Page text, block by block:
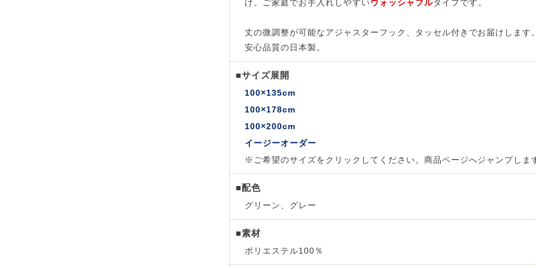
げ。ご家庭でお手入れしやすいウォッシャブルタイプです。
丈の微調整が可能なアジャスターフック、タッセル付きでお届けします
安心品質の日本製。
■サイズ展開
100×135cm
100×178cm
100×200cm
イージーオーダー
※ご希望のサイズをクリックしてください。商品ページへジャンプしま
■配色
グリーン、グレー
■素材
ポリエステル100％